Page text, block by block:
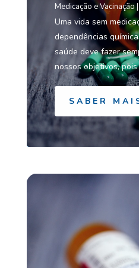
Medicação e Vacinação|
Uma vida sem
dependências
saúde deve fazer
nossos objetivos, pois
SABER